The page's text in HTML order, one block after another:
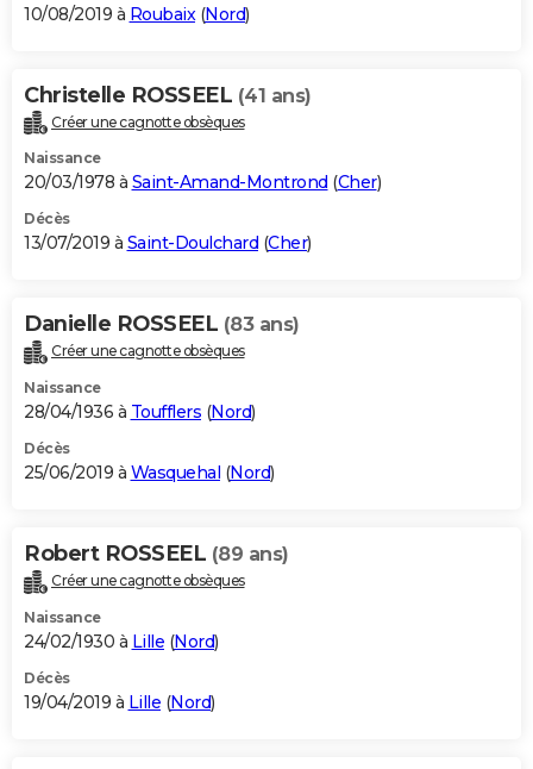
10/08/2019 à Roubaix (Nord)
Christelle ROSSEEL (41 ans)
Créer une cagnotte obsèques
Naissance
20/03/1978 à Saint-Amand-Montrond (Cher)
Décès
13/07/2019 à Saint-Doulchard (Cher)
Danielle ROSSEEL (83 ans)
Créer une cagnotte obsèques
Naissance
28/04/1936 à Toufflers (Nord)
Décès
25/06/2019 à Wasquehal (Nord)
Robert ROSSEEL (89 ans)
Créer une cagnotte obsèques
Naissance
24/02/1930 à Lille (Nord)
Décès
19/04/2019 à Lille (Nord)